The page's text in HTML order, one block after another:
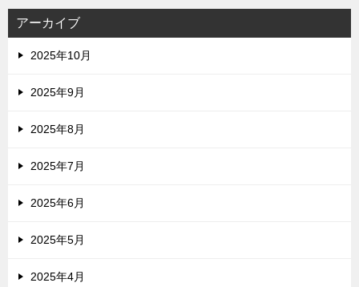
アーカイブ
2025年10月
2025年9月
2025年8月
2025年7月
2025年6月
2025年5月
2025年4月